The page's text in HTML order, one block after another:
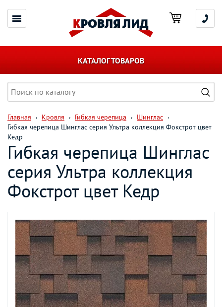
КАТАЛОГ ТОВАРОВ
Главная Кровля Гибкая черепица
Шинглас
Гибкая черепица Шинглас серия Ультра коллекция Фокстрот цвет
Кедр
Гибкая черепица Шинглас
серия Ультра коллекция
Фокстрот цвет Кедр